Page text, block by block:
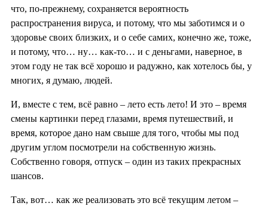
что, по-прежнему, сохраняется вероятность
распространения вируса, и потому, что мы заботимся и о
здоровье своих близких, и о себе самих, конечно же, тоже,
и потому, что… ну… как-то… и с деньгами, наверное, в
этом году не так всё хорошо и радужно, как хотелось бы, у
многих, я думаю, людей.
И, вместе с тем, всё равно – лето есть лето! И это – время
смены картинки перед глазами, время путешествий, и
время, которое дано нам свыше для того, чтобы мы под
другим углом посмотрели на собственную жизнь.
Собственно говоря, отпуск – один из таких прекрасных
шансов.
Так, вот… как же реализовать это всё текущим летом –